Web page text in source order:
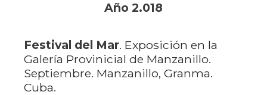
Año 2.018
Festival del Mar. Exposición en la
Galería Provinicial de Manzanillo.
Septiembre. Manzanillo, Granma.
Cuba.